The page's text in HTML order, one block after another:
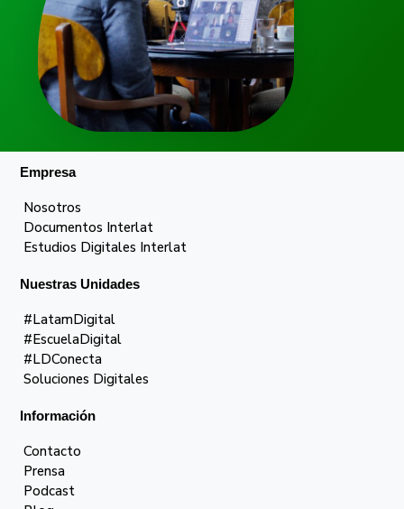
Empresa
Nosotros
Documentos Interlat
Estudios Digitales Interlat
Nuestras Unidades
#LatamDigital
#EscuelaDigital
#LDConecta
Soluciones Digitales
Información
Contacto
Prensa
Podcast